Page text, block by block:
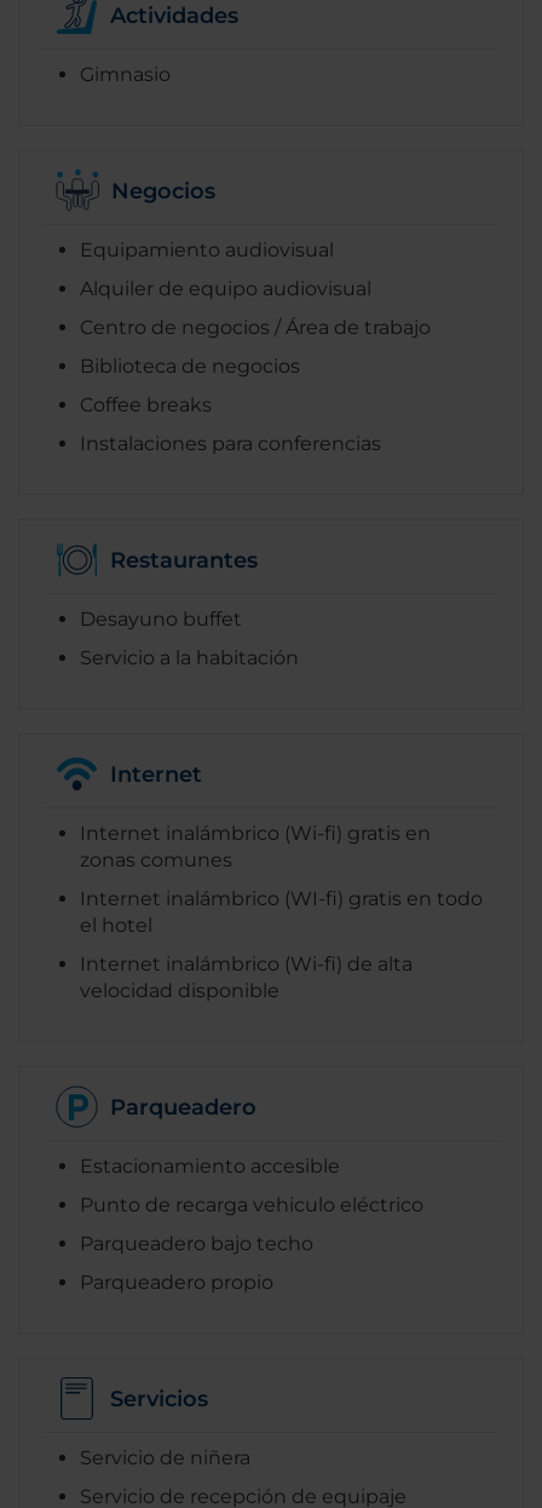
Actividades
Gimnasio
Negocios
Equipamiento audiovisual
Alquiler de equipo audiovisual
Centro de negocios / Área de trabajo
Biblioteca de negocios
Coffee breaks
Instalaciones para conferencias
Restaurantes
Desayuno buffet
Servicio a la habitación
Internet
Internet inalámbrico (Wi-fi) gratis en
zonas comunes
Internet inalámbrico (WI-fi) gratis en todo
el hotel
Internet inalámbrico (Wi-fi) de alta
velocidad disponible
Parqueadero
Estacionamiento accesible
Punto de recarga vehiculo eléctrico
Parqueadero bajo techo
Parqueadero propio
Servicios
Servicio de niñera
Servicio de recepción de equipaje